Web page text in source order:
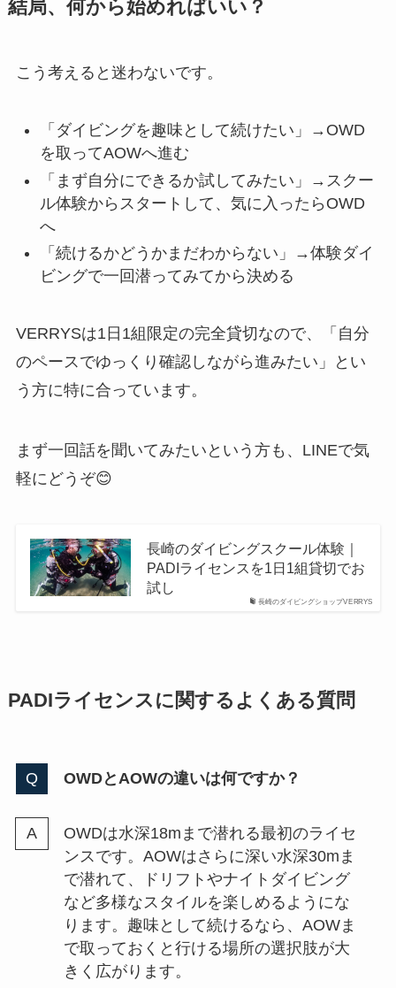
結局、何から始めればいい？
こう考えると迷わないです。
「ダイビングを趣味として続けたい」→OWD
を取ってAOWへ進む
「まず自分にできるか試してみたい」→スクー
ル体験からスタートして、気に入ったらOWD
へ
「続けるかどうかまだわからない」→体験ダイ
ビングで一回潜ってみてから決める
VERRYSは1日1組限定の完全貸切なので、「自分
のペースでゆっくり確認しながら進みたい」とい
う方に特に合っています。
まず一回話を聞いてみたいという方も、LINEで気
軽にどうぞ😊
長崎のダイビングショップVERRYS
長崎のダイビングスクール体験｜
PADIライセンスを1日1組貸切でお
試し
PADIライセンスに関するよくある質問
OWDとAOWの違いは何ですか？
OWDは水深18mまで潜れる最初のライセ
ンスです。AOWはさらに深い水深30mま
で潜れて、ドリフトやナイトダイビング
など多様なスタイルを楽しめるようにな
ります。趣味として続けるなら、AOWま
で取っておくと行ける場所の選択肢が大
きく広がります。